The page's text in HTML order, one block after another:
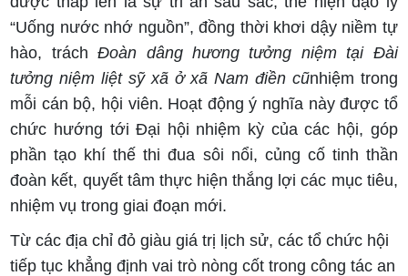
“Uống nước nhớ nguồn”, đồng thời khơi dậy niềm tự
hào, tráchĐoàn dâng hương tưởng niệm tại Đài
tưởng niệm liệt sỹ xã ở xã Nam điền cũnhiệm trong
mỗi cán bộ, hội viên. Hoạt động ý nghĩa này được tổ
chức hướng tới Đại hội nhiệm kỳ của các hội, góp
phần tạo khí thế thi đua sôi nổi, củng cố tinh thần
đoàn kết, quyết tâm thực hiện thắng lợi các mục tiêu,
nhiệm vụ trong giai đoạn mới.
Từ các địa chỉ đỏ giàu giá trị lịch sử, các tổ chức hội
tiếp tục khẳng định vai trò nòng cốt trong công tác an